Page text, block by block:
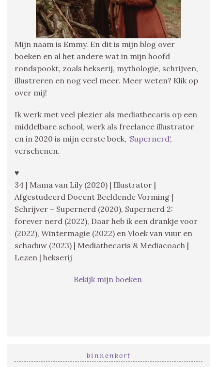
Mijn naam is Emmy. En dit is mijn blog over
boeken en al het andere wat in mijn hoofd
rondspookt, zoals hekserij, mythologie, schrijven,
illustreren en nog veel meer. Meer weten? Klik op
over mij!
Ik werk met veel plezier als mediathecaris op een
middelbare school, werk als freelance illustrator
en in 2020 is mijn eerste boek, ‘Supernerd‘,
verschenen.
♥
34 | Mama van Lily (2020) | Illustrator |
Afgestudeerd Docent Beeldende Vorming |
Schrijver – Supernerd (2020), Supernerd 2:
forever nerd (2022), Daar heb ik een drankje voor
(2022), Wintermagie (2022) en Vloek van vuur en
schaduw (2023) | Mediathecaris & Mediacoach |
Lezen | hekserij
Bekijk mijn boeken
binnenkort